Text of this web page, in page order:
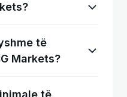
të
Markets?
të